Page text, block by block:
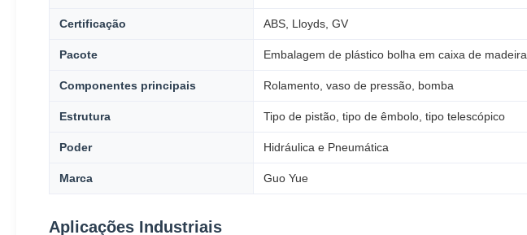
Certificação ABS, Lloyds, GV
Pacote Embalagem de plástico bolha em caixa de madeira
Componentes principais Rolamento, vaso de pressão, bomba
Estrutura Tipo de pistão, tipo de êmbolo, tipo telescópico
Poder Hidráulica e Pneumática
Marca Guo Yue
Aplicações Industriais